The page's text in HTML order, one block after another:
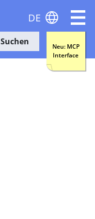
Suchen
Neu: MCP
Interface
DE